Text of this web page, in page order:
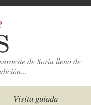
de Soria lleno de
Visita guiada